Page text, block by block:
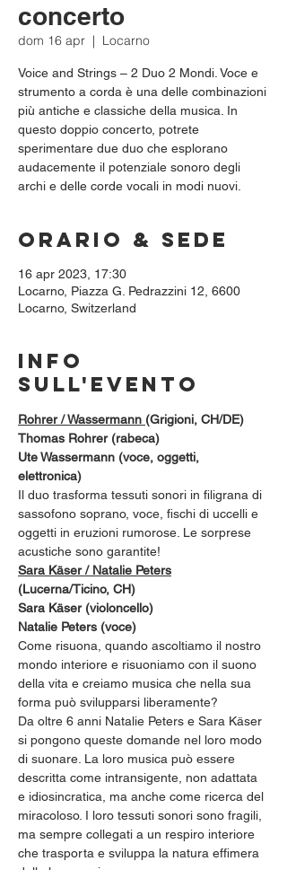
concerto
dom 16 apr
  |
Locarno
Voice and Strings – 2 Duo 2 Mondi. Voce e
strumento a corda è una delle combinazioni
più antiche e classiche della musica. In
questo doppio concerto, potrete
sperimentare due duo che esplorano
audacemente il potenziale sonoro degli
archi e delle corde vocali in modi nuovi.
Orario & Sede
16 apr 2023, 17:30
Locarno, Piazza G. Pedrazzini 12, 6600
Locarno, Switzerland
Info
sull'evento
Rohrer / Wassermann (Grigioni, CH/DE)
Thomas Rohrer (rabeca)
Ute Wassermann (voce, oggetti,
elettronica)
Il duo trasforma tessuti sonori in filigrana di
sassofono soprano, voce, fischi di uccelli e
oggetti in eruzioni rumorose. Le sorprese
acustiche sono garantite!
Sara Käser / Natalie Peters
(Lucerna/Ticino, CH)
Sara Käser (violoncello)
Natalie Peters (voce)
Come risuona, quando ascoltiamo il nostro
mondo interiore e risuoniamo con il suono
della vita e creiamo musica che nella sua
forma può svilupparsi liberamente?
Da oltre 6 anni Natalie Peters e Sara Käser
si pongono queste domande nel loro modo
di suonare. La loro musica può essere
descritta come intransigente, non adattata
e idiosincratica, ma anche come ricerca del
miracoloso. I loro tessuti sonori sono fragili,
ma sempre collegati a un respiro interiore
che trasporta e sviluppa la natura effimera